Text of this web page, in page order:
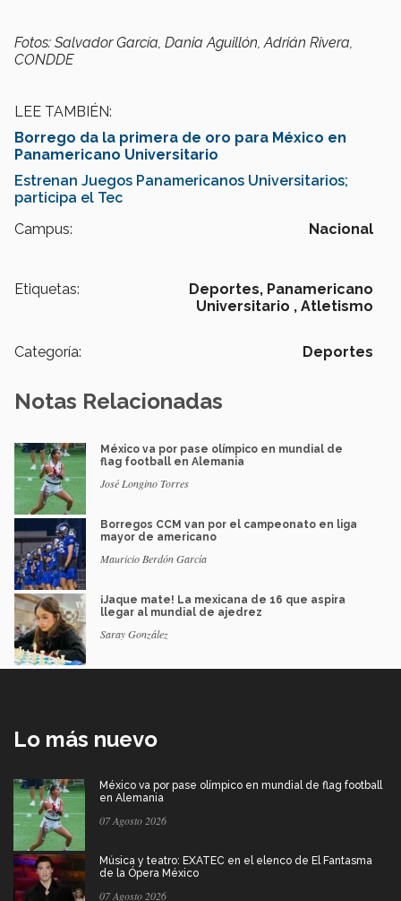
Fotos: Salvador García, Dania Aguillón, Adrián Rivera,
CONDDE
LEE TAMBIÉN:
Borrego da la primera de oro para México en
Panamericano Universitario
Estrenan Juegos Panamericanos Universitarios;
participa el Tec
Campus:
Nacional
Etiquetas: Deportes, Panamericano
Universitario , Atletismo
Categoría: Deportes
Notas Relacionadas
México va por pase olímpico en mundial de
flag football en Alemania
José Longino Torres
Borregos CCM van por el campeonato en liga
mayor de americano
Mauricio Berdón García
¡Jaque mate! La mexicana de 16 que aspira
llegar al mundial de ajedrez
Saray González
Lo más nuevo
México va por pase olímpico en mundial de flag football
en Alemania
07 Agosto 2026
Música y teatro: EXATEC en el elenco de El Fantasma
de la Ópera México
07 Agosto 2026